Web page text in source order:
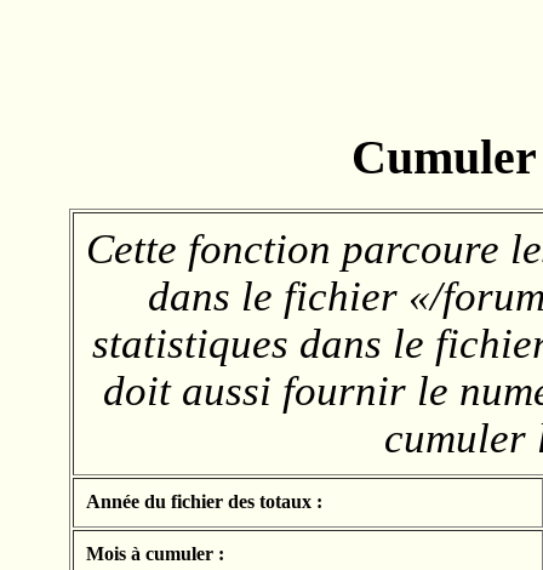
Cumuler
Cette fonction parcoure
dans le fichier «/
statistiques dans le
doit aussi fournir le
cumuler
Année du fichier des totaux :
Mois à cumuler :